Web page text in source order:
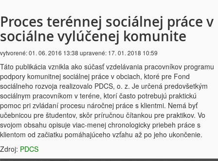
Proces terénnej sociálnej práce v
sociálne vylúčenej komunite
vytvorené:01. 06. 2016 13:38 upravené: 17. 01. 2018 10:59
Táto publikácia vznikla ako súčasť vzdelávania pracovníkov programu
podpory komunitnej sociálnej práce v obciach, ktoré pre Fond
sociálneho rozvoja realizovalo PDCS, o. z. Je určená predovšetkým
sociálnym pracovníkom v teréne, ktorí často potrebujú praktickú
pomoc pri zvládaní procesu náročnej práce s klientmi. Nemá byť
učebnicou pre študentov, skôr príručnou čítankou pre praktikov. Vo
svojom obsahu opisuje viac-menej chronologicky priebeh práce s
klientom od začiatku pomáhajúceho vzťahu až po jeho ukončenie.
Zdroj: PDCS